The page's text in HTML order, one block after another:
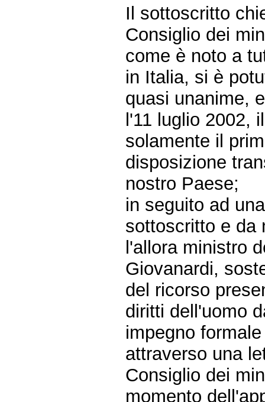
Il sottoscritto
Consiglio dei
come è noto a
in Italia, si è
quasi unanime,
l'11 luglio 2002,
solamente il
disposizione
nostro Paese;
in seguito ad
sottoscritto e da
l'allora ministro
Giovanardi,
del ricorso
diritti dell'uomo
impegno
attraverso una
Consiglio dei
momento